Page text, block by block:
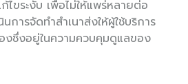
ไขระงับ เพื่อไม่ให้แพร่หลายต่อ
การจัดทำสำเนาส่งให้ผู้ใช้บริการ
งซึ่งอยู่ในความควบคุมดูแลของ